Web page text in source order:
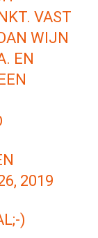
VAST
WIJN
EN
2019
)